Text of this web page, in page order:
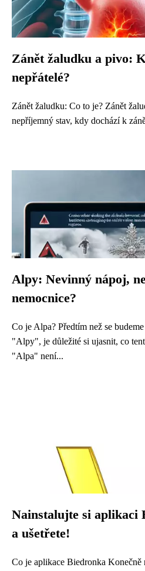
Zánět žaludku a pivo:
nepřátelé?
Zánět žaludku: Co to je? Zánět
nepříjemný stav, kdy dochází k
Alpy: Nevinný nápoj,
nemocnice?
Co je Alpa? Předtím než se
"Alpy", je důležité si ujasnit, co
"Alpa" není...
Nainstalujte si aplikaci
a ušetřete!
Co je aplikace Biedronka Konečně